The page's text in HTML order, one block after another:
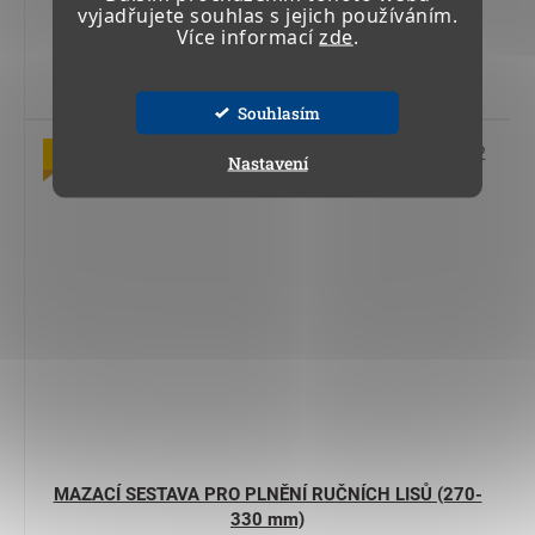
vyjadřujete souhlas s jejich používáním.
Více informacízde.
Souhlasím
Nastavení
MAZACÍ SESTAVA PRO PLNĚNÍ RUČNÍCH LISŮ (270-
330 mm)
06 702